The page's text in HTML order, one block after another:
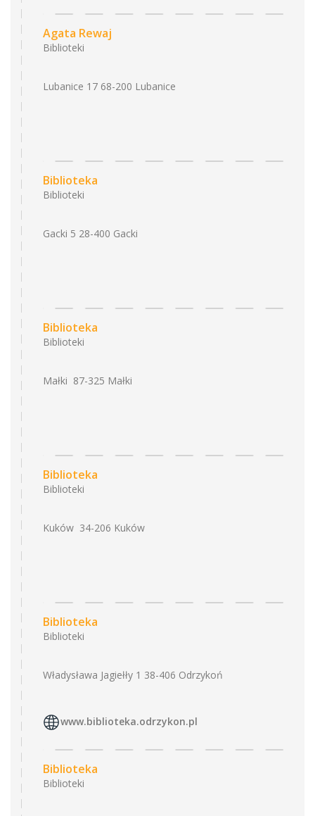
Agata Rewaj
Biblioteki
Lubanice 17 68-200 Lubanice
Biblioteka
Biblioteki
Gacki 5 28-400 Gacki
Biblioteka
Biblioteki
Małki 87-325 Małki
Biblioteka
Biblioteki
Kuków 34-206 Kuków
Biblioteka
Biblioteki
Władysława Jagiełły 1 38-406 Odrzykoń
www.biblioteka.odrzykon.pl
Biblioteka
Biblioteki